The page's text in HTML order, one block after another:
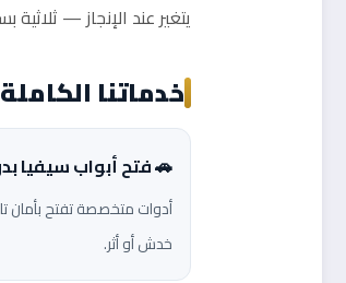
يتغير عند الإنجاز —
خدماتنا
🚗 فتح أبواب سيفيا
أدوات متخصصة تفتح بأمان
خدش أو أثر.